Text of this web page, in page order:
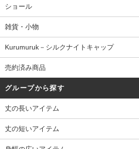
ショール
雑貨・小物
Kurumuruk－シルクナイトキャップ
売約済み商品
グループから探す
丈の長いアイテム
丈の短いアイテム